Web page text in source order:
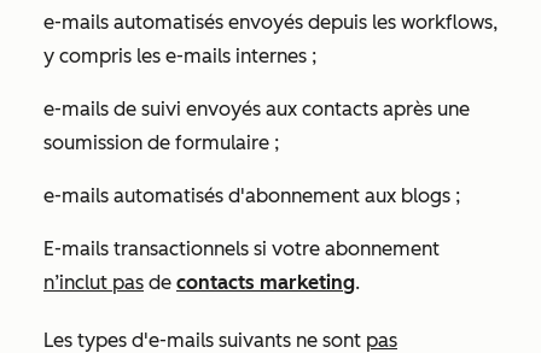
e-mails automatisés envoyés depuis les workflows,
y compris les e-mails internes ;
e-mails de suivi envoyés aux contacts après une
soumission de formulaire ;
e-mails automatisés d'abonnement aux blogs ;
E-mails transactionnels si votre abonnement
n’inclut pas de contacts marketing.
Les types d'e-mails suivants ne sont pas